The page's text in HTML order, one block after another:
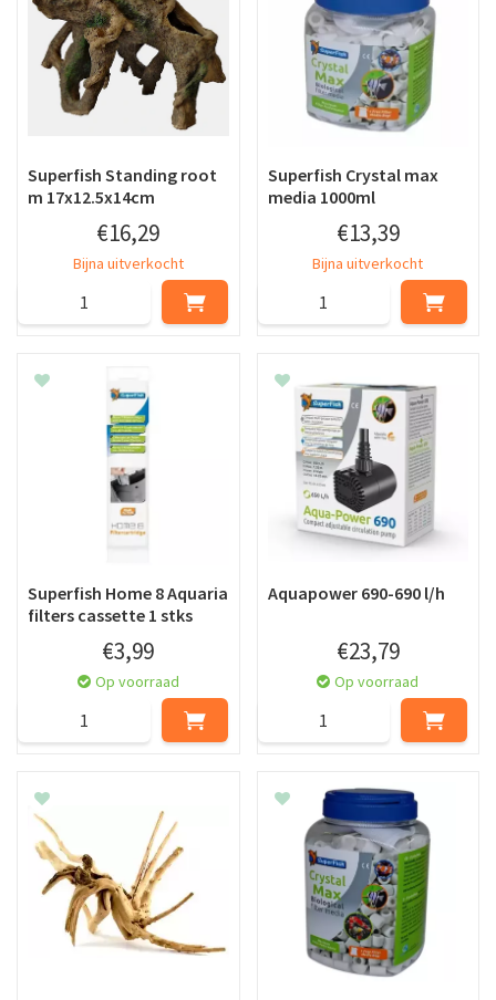
Superfish Standing root
m 17x12.5x14cm
€16,29
Bijna uitverkocht
Superfish Crystal max
media 1000ml
€13,39
Bijna uitverkocht
Superfish Home 8 Aquaria
filters cassette 1 stks
€3,99
Op voorraad
Aquapower 690-690 l/h
€23,79
Op voorraad